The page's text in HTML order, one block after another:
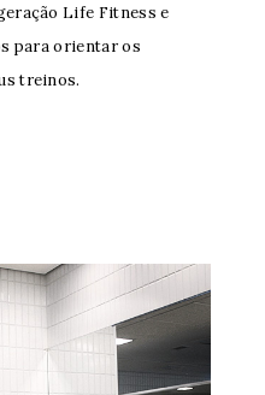
Life Fitness e
para orientar os
treinos.